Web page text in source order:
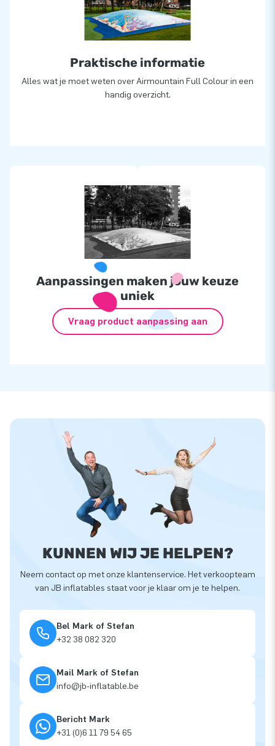
Praktische informatie
Alles wat je moet weten over Airmountain Full Colour in een
handig overzicht.
Aanpassingen maken jouw keuze
uniek
Vraag product aanpassing aan
KUNNEN WIJ JE HELPEN?
Neem contact op met onze klantenservice. Het verkoopteam
van JB inflatables staat voor je klaar om je te helpen.
Bel Mark of Stefan
+32 38 082 320
Mail Mark of Stefan
info@jb-inflatable.be
Bericht Mark
+31 (0)6 11 79 54 65